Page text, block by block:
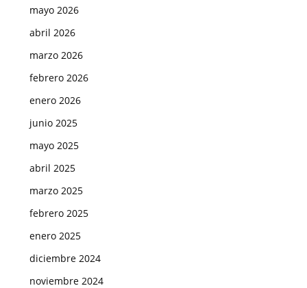
mayo 2026
abril 2026
marzo 2026
febrero 2026
enero 2026
junio 2025
mayo 2025
abril 2025
marzo 2025
febrero 2025
enero 2025
diciembre 2024
noviembre 2024